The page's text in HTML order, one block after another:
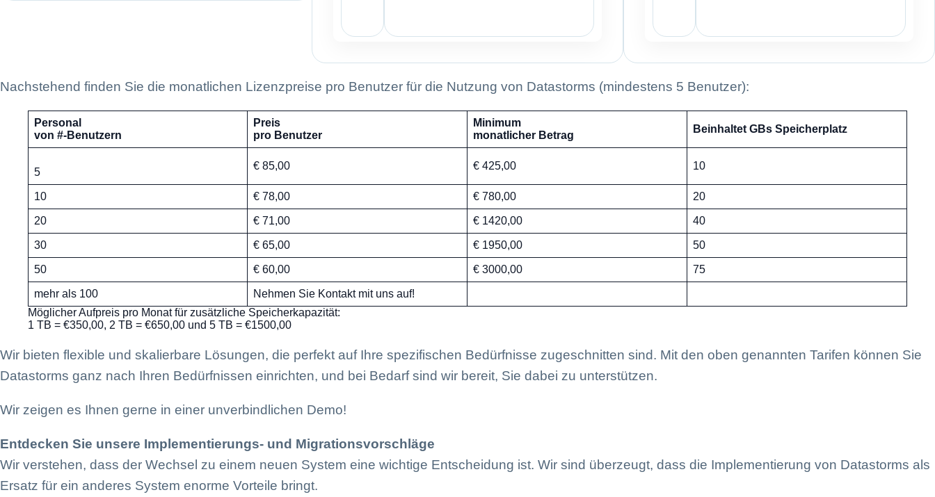
Nachstehend finden Sie die monatlichen Lizenzpreise pro Benutzer für die Nutzung von Datastorms (mindestens 5 Benutzer):
Personal
von #-Benutzern
Preis
pro Benutzer
Minimum
monatlicher Betrag
Beinhaltet GBs Speicherplatz
5
€ 85,00 € 425,00 10
10 € 78,00 € 780,00 20
20 € 71,00 € 1420,00 40
30 € 65,00 € 1950,00 50
50 € 60,00 € 3000,00 75
mehr als 100
Nehmen Sie Kontakt mit uns auf!
Möglicher Aufpreis pro Monat für zusätzliche Speicherkapazität:
1 TB = €350,00, 2 TB = €650,00 und 5 TB = €1500,00
Wir bieten flexible und skalierbare Lösungen, die perfekt auf Ihre spezifischen Bedürfnisse zugeschnitten sind. Mit den oben genannten Tarifen können Sie
Datastorms ganz nach Ihren Bedürfnissen einrichten, und bei Bedarf sind wir bereit, Sie dabei zu unterstützen.
Wir zeigen es Ihnen gerne in einer unverbindlichen Demo!
Entdecken Sie unsere Implementierungs- und Migrationsvorschläge
Wir verstehen, dass der Wechsel zu einem neuen System eine wichtige Entscheidung ist. Wir sind überzeugt, dass die Implementierung von Datastorms als
Ersatz für ein anderes System enorme Vorteile bringt.